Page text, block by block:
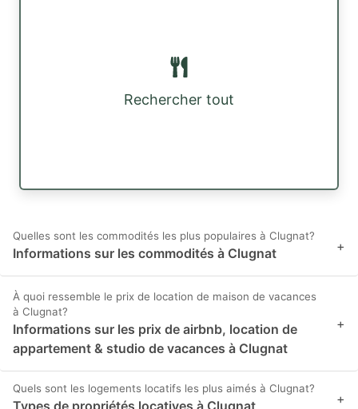
Rechercher tout
Quelles sont les commodités les plus populaires à Clugnat?
Informations sur les commodités à Clugnat +
À quoi ressemble le prix de location de maison de vacances
à Clugnat?
Informations sur les prix de airbnb, location de
appartement & studio de vacances à Clugnat
+
Quels sont les logements locatifs les plus aimés à Clugnat?
+